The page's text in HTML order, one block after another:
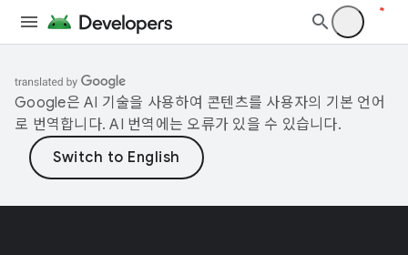
Google은 AI 기술을 사용하여 콘텐츠를 사용자의 기본 언어
로 번역합니다. AI 번역에는 오류가 있을 수 있습니다.